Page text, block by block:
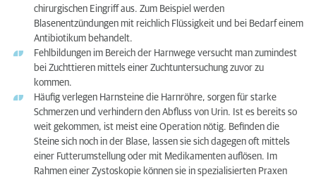
chirurgischen Eingriff aus. Zum Beispiel werden
Blasenentzündungen mit reichlich Flüssigkeit und bei Bedarf einem
Antibiotikum behandelt.
Fehlbildungen im Bereich der Harnwege versucht man zumindest
bei Zuchttieren mittels einer Zuchtuntersuchung zuvor zu
kommen.
Häufig verlegen Harnsteine die Harnröhre, sorgen für starke
Schmerzen und verhindern den Abfluss von Urin. Ist es bereits so
weit gekommen, ist meist eine Operation nötig. Befinden die
Steine sich noch in der Blase, lassen sie sich dagegen oft mittels
einer Futterumstellung oder mit Medikamenten auflösen. Im
Rahmen einer Zystoskopie können sie in spezialisierten Praxen